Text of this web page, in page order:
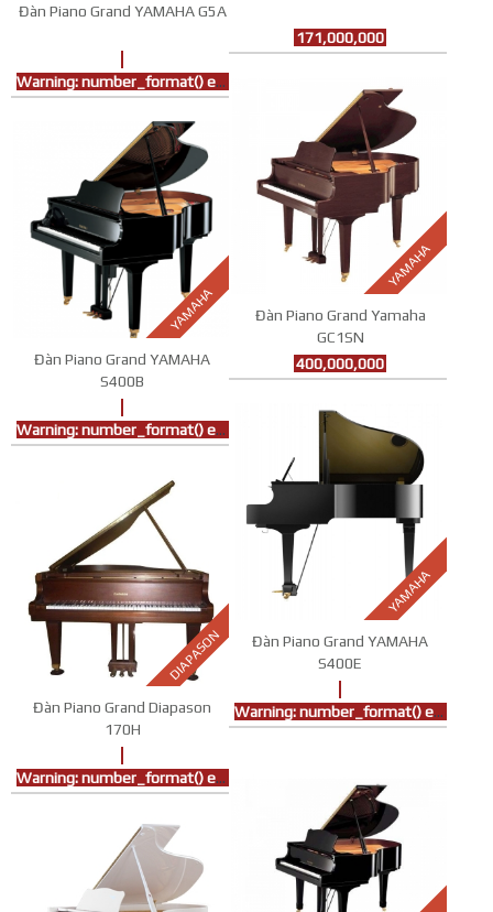
171,000,000
Đàn Piano Grand YAMAHA G5A
Warning: number_format() expects parameter 1 to be double, string given in
YAMAHA
Đàn Piano Grand Yamaha
GC1SN
400,000,000
YAMAHA
Đàn Piano Grand YAMAHA
S400B
Warning: number_format() expects parameter 1 to be double, string given in
YAMAHA
Đàn Piano Grand YAMAHA
S400E
Warning: number_format() expects parameter 1 to be double, string given in
DIAPASON
Đàn Piano Grand Diapason
170H
Warning: number_format() expects parameter 1 to be double, string given in